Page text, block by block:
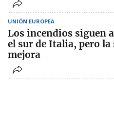
UNIÓN EUROPEA
Los incendios siguen
el sur de Italia, pero
mejora